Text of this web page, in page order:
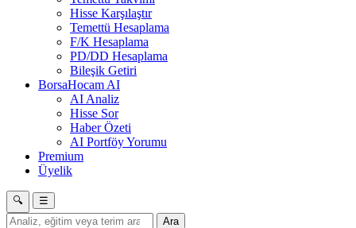
Hisse Karşılaştır
Temettü Hesaplama
F/K Hesaplama
PD/DD Hesaplama
Bileşik Getiri
BorsaHocam AI
AI Analiz
Hisse Sor
Haber Özeti
AI Portföy Yorumu
Premium
Üyelik
🔍
☰
Ara